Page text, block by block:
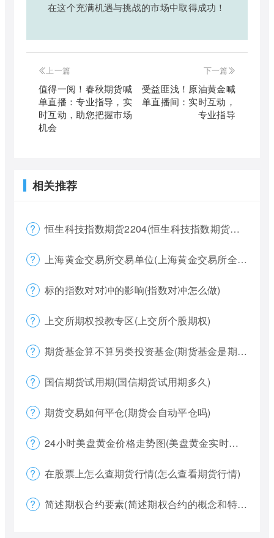
在这个充满机遇与挑战的市场中取得成功！
上一篇
值得一阅！春秋期货喊
单直播：专业指导，实
时互动，助您把握市场
机会
下一篇
受益匪浅！原油黄金喊
单直播间：实时互动，
专业指导
相关推荐
恒生科技指数期货2204(恒生科技指数期货夜盘)
上海黄金交易所交易单位(上海黄金交易所全称)
标的指数对对冲的影响(指数对冲怎么做)
上交所期权投教专区(上交所个股期权)
期货基金算不算另类投资基金(期货基金是期货还是基金)
国信期货试用期(国信期货试用期多久)
期货交易如何平仓(期货会自动平仓吗)
24小时美盘黄金价格走势图(美盘黄金实时行情怎么看)
在股票上怎么查期货行情(怎么查看期货行情)
简述期权合约要素(简述期权合约的概念和特点)